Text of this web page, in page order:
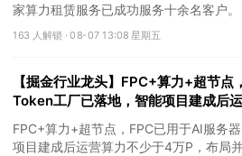
家算力租赁服务已成功服务十余名客户。
163 人解锁 ·08-07 13:08 星期五
【掘金行业龙头】FPC+算力+超节点
Token工厂已落地，智能项目建成后
家公司布局并成功研发国产超节点系统
FPC+算力+超节点，FPC已用于AI服务
项目建成后运营算力不少于4万P，布局